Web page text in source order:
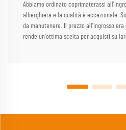
Abbiamo ordinato coprimaterassi
alberghiera e la qualità è eccezionale.
da manutenere. Il prezzo all'ingrosso
rende un'ottima scelta per acquisti su